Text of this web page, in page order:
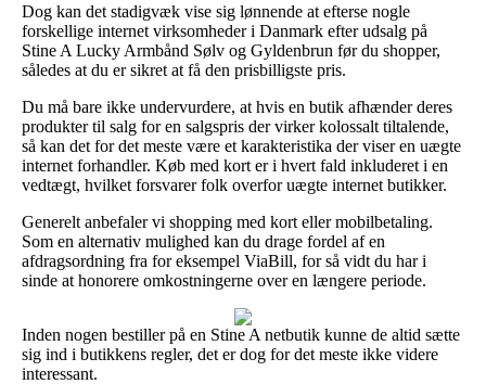
Dog kan det stadigvæk vise sig lønnende at efterse nogle
forskellige internet virksomheder i Danmark efter udsalg på
Stine A Lucky Armbånd Sølv og Gyldenbrun før du shopper,
således at du er sikret at få den prisbilligste pris.
Du må bare ikke undervurdere, at hvis en butik afhænder deres
produkter til salg for en salgspris der virker kolossalt tiltalende,
så kan det for det meste være et karakteristika der viser en uægte
internet forhandler. Køb med kort er i hvert fald inkluderet i en
vedtægt, hvilket forsvarer folk overfor uægte internet butikker.
Generelt anbefaler vi shopping med kort eller mobilbetaling.
Som en alternativ mulighed kan du drage fordel af en
afdragsordning fra for eksempel ViaBill, for så vidt du har i
sinde at honorere omkostningerne over en længere periode.
Inden nogen bestiller på en Stine A netbutik kunne de altid sætte
sig ind i butikkens regler, det er dog for det meste ikke videre
interessant.